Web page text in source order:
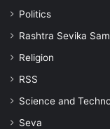
Politics
Rashtra Sevika
Religion
RSS
Science and
Seva